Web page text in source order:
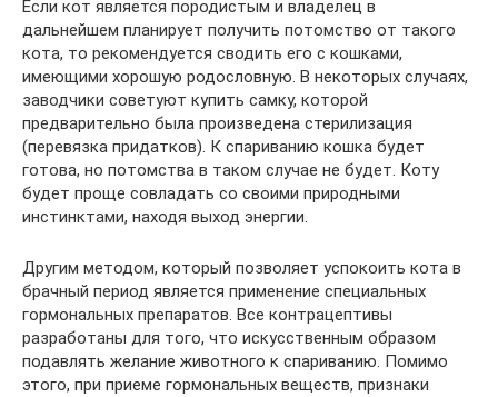
Если кот является породистым и владелец в
дальнейшем планирует получить потомство от такого
кота, то рекомендуется сводить его с кошками,
имеющими хорошую родословную. В некоторых случаях,
заводчики советуют купить самку, которой
предварительно была произведена стерилизация
(перевязка придатков). К спариванию кошка будет
готова, но потомства в таком случае не будет. Коту
будет проще совладать со своими природными
инстинктами, находя выход энергии.
Другим методом, который позволяет успокоить кота в
брачный период является применение специальных
гормональных препаратов. Все контрацептивы
разработаны для того, что искусственным образом
подавлять желание животного к спариванию. Помимо
этого, при приеме гормональных веществ, признаки